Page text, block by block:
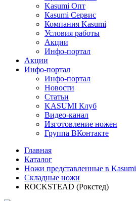
Kasumi Опт
Кasumi Сервис
Компания Kasumi
Условия работы
Акции
Инфо-портал
Акции
Инфо-портал
Инфо-портал
Новости
Статьи
KASUMI Клуб
Видео-канал
Изготовление ножен
Группа ВКонтакте
Главная
Каталог
Ножи представленные в Kasumi
Складные ножи
ROCKSTEAD (Рокстед)